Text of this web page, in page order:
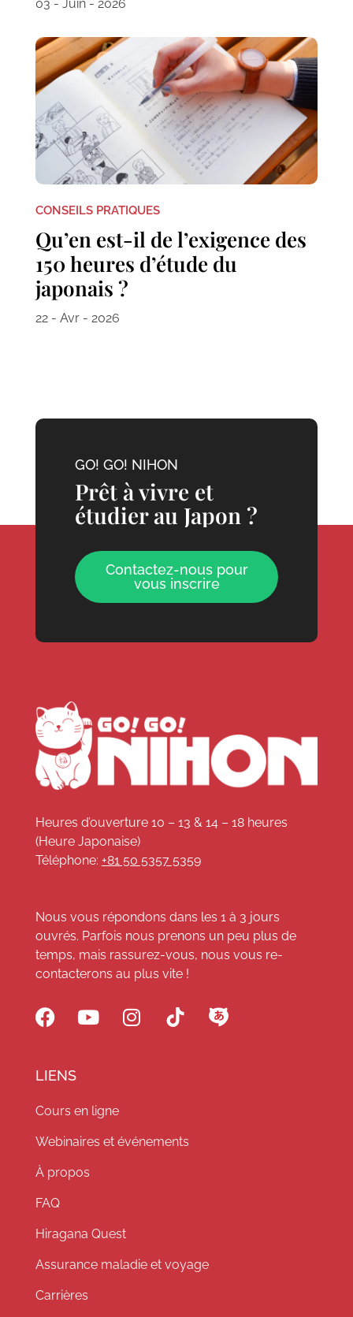
03 - Juin - 2026
CONSEILS PRATIQUES
Qu’en est-il de l’exigence des
150 heures d’étude du
japonais ?
22 - Avr - 2026
GO! GO! NIHON
Prêt à vivre et
étudier au Japon ?
Contactez-nous pour
vous inscrire
Heures d’ouverture 10 – 13 & 14 – 18 heures
(Heure Japonaise)
Téléphone: +81 50 5357 5359
Nous vous répondons dans les 1 à 3 jours
ouvrés. Parfois nous prenons un peu plus de
temps, mais rassurez-vous, nous vous re-
contacterons au plus vite !
LIENS
Cours en ligne
Webinaires et événements
À propos
FAQ
Hiragana Quest
Assurance maladie et voyage
Carrières